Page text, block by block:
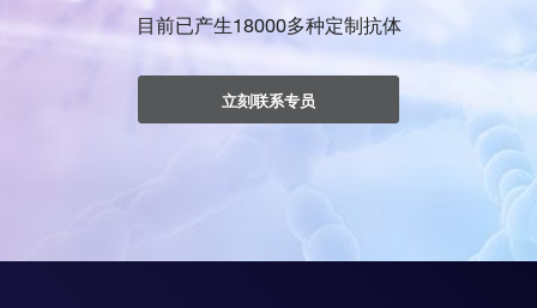
目前已产生18000多种定制抗体
立刻联系专员